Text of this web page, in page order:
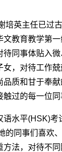
英主任已过古
文教育教学第
待同事体贴入
女，对待工作
品质和甘于奉
过的每一位同
水平(HSK)考
的同事们喜欢
方法，对待不